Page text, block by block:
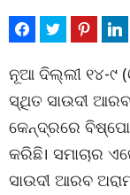
ନୂଆ ଦିଲ୍ଲୀ ୧୪-୯
ସ୍ଥିତ ସାଉଦୀ
କେନ୍ଦ୍ରରେ
କରିଛି। ସମାଚାର
ସାଉଦୀ ଆରବ